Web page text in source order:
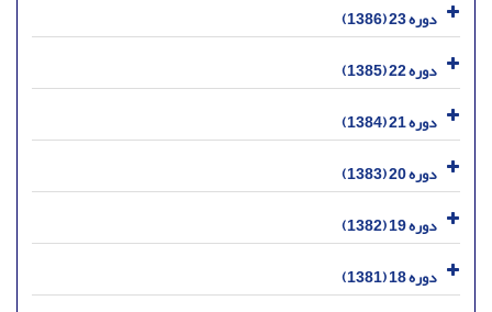
دوره 23 (1386)
دوره 22 (1385)
دوره 21 (1384)
دوره 20 (1383)
دوره 19 (1382)
دوره 18 (1381)